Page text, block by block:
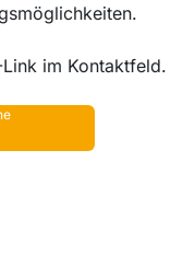
im Kontaktfeld.